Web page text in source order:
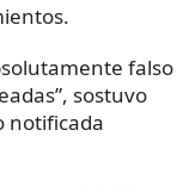
falso
sostuvo
notificada